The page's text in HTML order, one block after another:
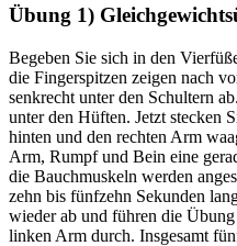
Übung 1)
Begeben Sie sich in den
die Fingerspitzen zeigen nach
senkrecht unter den Schultern
unter den Hüften. Jetzt stecken
hinten und den rechten Arm
Arm, Rumpf und Bein eine
die Bauchmuskeln werden
zehn bis fünfzehn Sekunden
wieder ab und führen die
linken Arm durch. Insgesamt